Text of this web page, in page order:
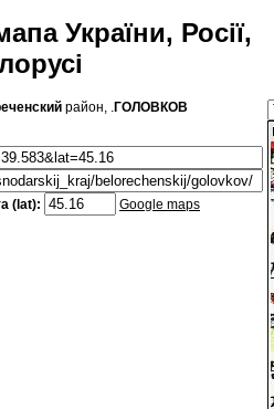
України, Росії,
район, .ГОЛОВКОВ
(lat): Google maps